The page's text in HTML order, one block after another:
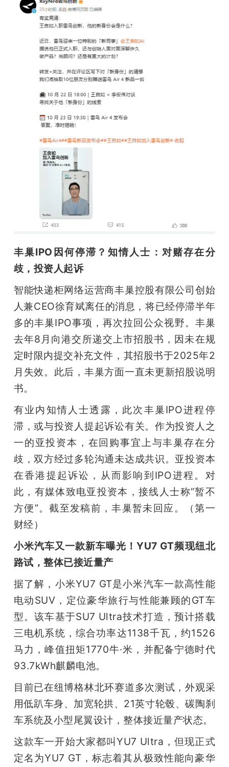
丰巢IPO因何停滞？知情人士：对赌存在分
歧，投资人起诉
智能快递柜网络运营商丰巢控股有限公司创始
人兼CEO徐育斌离任的消息，将已经停滞半年
多的丰巢IPO事项，再次拉回公众视野。丰巢
去年8月向港交所递交上市招股书，因未在规
定时限内提交补充文件，其招股书于2025年2
月失效。此后，丰巢方面一直未更新招股说明
书。
有业内知情人士透露，此次丰巢IPO进程停
滞，或与投资人提起诉讼有关。作为投资人之
一的亚投资本，在回购事宜上与丰巢存在分
歧，双方经过多轮沟通未达成共识。亚投资本
在香港提起诉讼，从而影响到IPO进程。对
此，有媒体致电亚投资本，接线人士称“暂不
方便”。截至发稿前，丰巢暂未回应。（第一
财经）
小米汽车又一款新车曝光！YU7 GT频现纽北
路试，整体已接近量产
据了解，小米YU7 GT是小米汽车一款高性能
电动SUV，定位豪华旅行与性能兼顾的GT车
型。该车基于SU7 Ultra技术打造，预计搭载
三电机系统，综合功率达1138千瓦，约1526
马力，峰值扭矩1770牛·米，并配备宁德时代
93.7kWh麒麟电池。
目前已在纽博格林北环赛道多次测试，外观采
用低趴车身、加宽轮拱、21英寸轮毂、碳陶刹
车系统及小型尾翼设计，整体接近量产状态。
这款车一开始大家都叫YU7 Ultra，但现正式
定名为YU7 GT，标志着其从极致性能向豪华